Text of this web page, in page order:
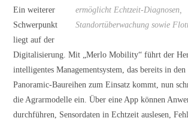
ermöglicht Echtzeit-Diagnosen,
Standortüberwachung sowie
Ein weiterer
Schwerpunkt
liegt auf der
Digitalisierung. Mit „Merlo Mobility“ führt der
intelligentes Managementsystem, das bereits in den
Panoramic-Baureihen zum Einsatz kommt, nun
die Agrarmodelle ein. Über eine App können
durchführen, Sensordaten in Echtzeit auslesen,